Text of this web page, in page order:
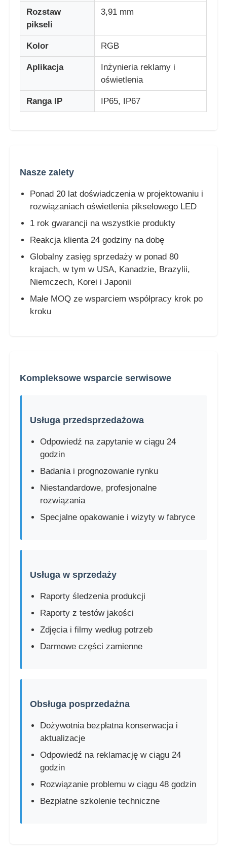
Wyświetlacz siatki LED
Przezroczysty ekran filmu LED
Przezroczysty wyświetlacz LED
Przezroczysty ekran wyświetlacza
Rozstaw
pikseli
3,91 mm
Kolor RGB
Aplikacja
Inżynieria reklamy i
oświetlenia
Ranga IP IP65, IP67
Nasze zalety
Ponad 20 lat doświadczenia w projektowaniu i
rozwiązaniach oświetlenia pikselowego LED
1 rok gwarancji na wszystkie produkty
Reakcja klienta 24 godziny na dobę
Globalny zasięg sprzedaży w ponad 80
krajach, w tym w USA, Kanadzie, Brazylii,
Niemczech, Korei i Japonii
Małe MOQ ze wsparciem współpracy krok po
kroku
Kompleksowe wsparcie serwisowe
Usługa przedsprzedażowa
Odpowiedź na zapytanie w ciągu 24
godzin
Badania i prognozowanie rynku
Niestandardowe, profesjonalne
rozwiązania
Specjalne opakowanie i wizyty w fabryce
Usługa w sprzedaży
Raporty śledzenia produkcji
Raporty z testów jakości
Zdjęcia i filmy według potrzeb
Darmowe części zamienne
Obsługa posprzedażna
Dożywotnia bezpłatna konserwacja i
aktualizacje
Odpowiedź na reklamację w ciągu 24
godzin
Rozwiązanie problemu w ciągu 48 godzin
Bezpłatne szkolenie techniczne